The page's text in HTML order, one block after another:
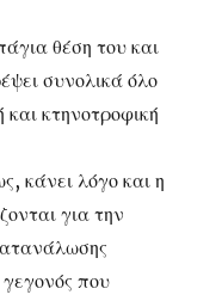
θέση του και
συνολικά όλο
κτηνοτροφική
κάνει λόγο και η
για την
που